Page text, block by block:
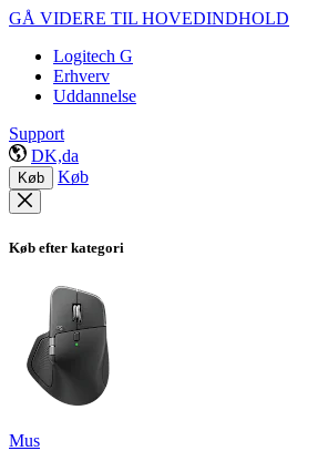
GÅ VIDERE TIL HOVEDINDHOLD
Logitech G
Erhverv
Uddannelse
Support
DK,da
Køb Køb
Køb efter kategori
Mus